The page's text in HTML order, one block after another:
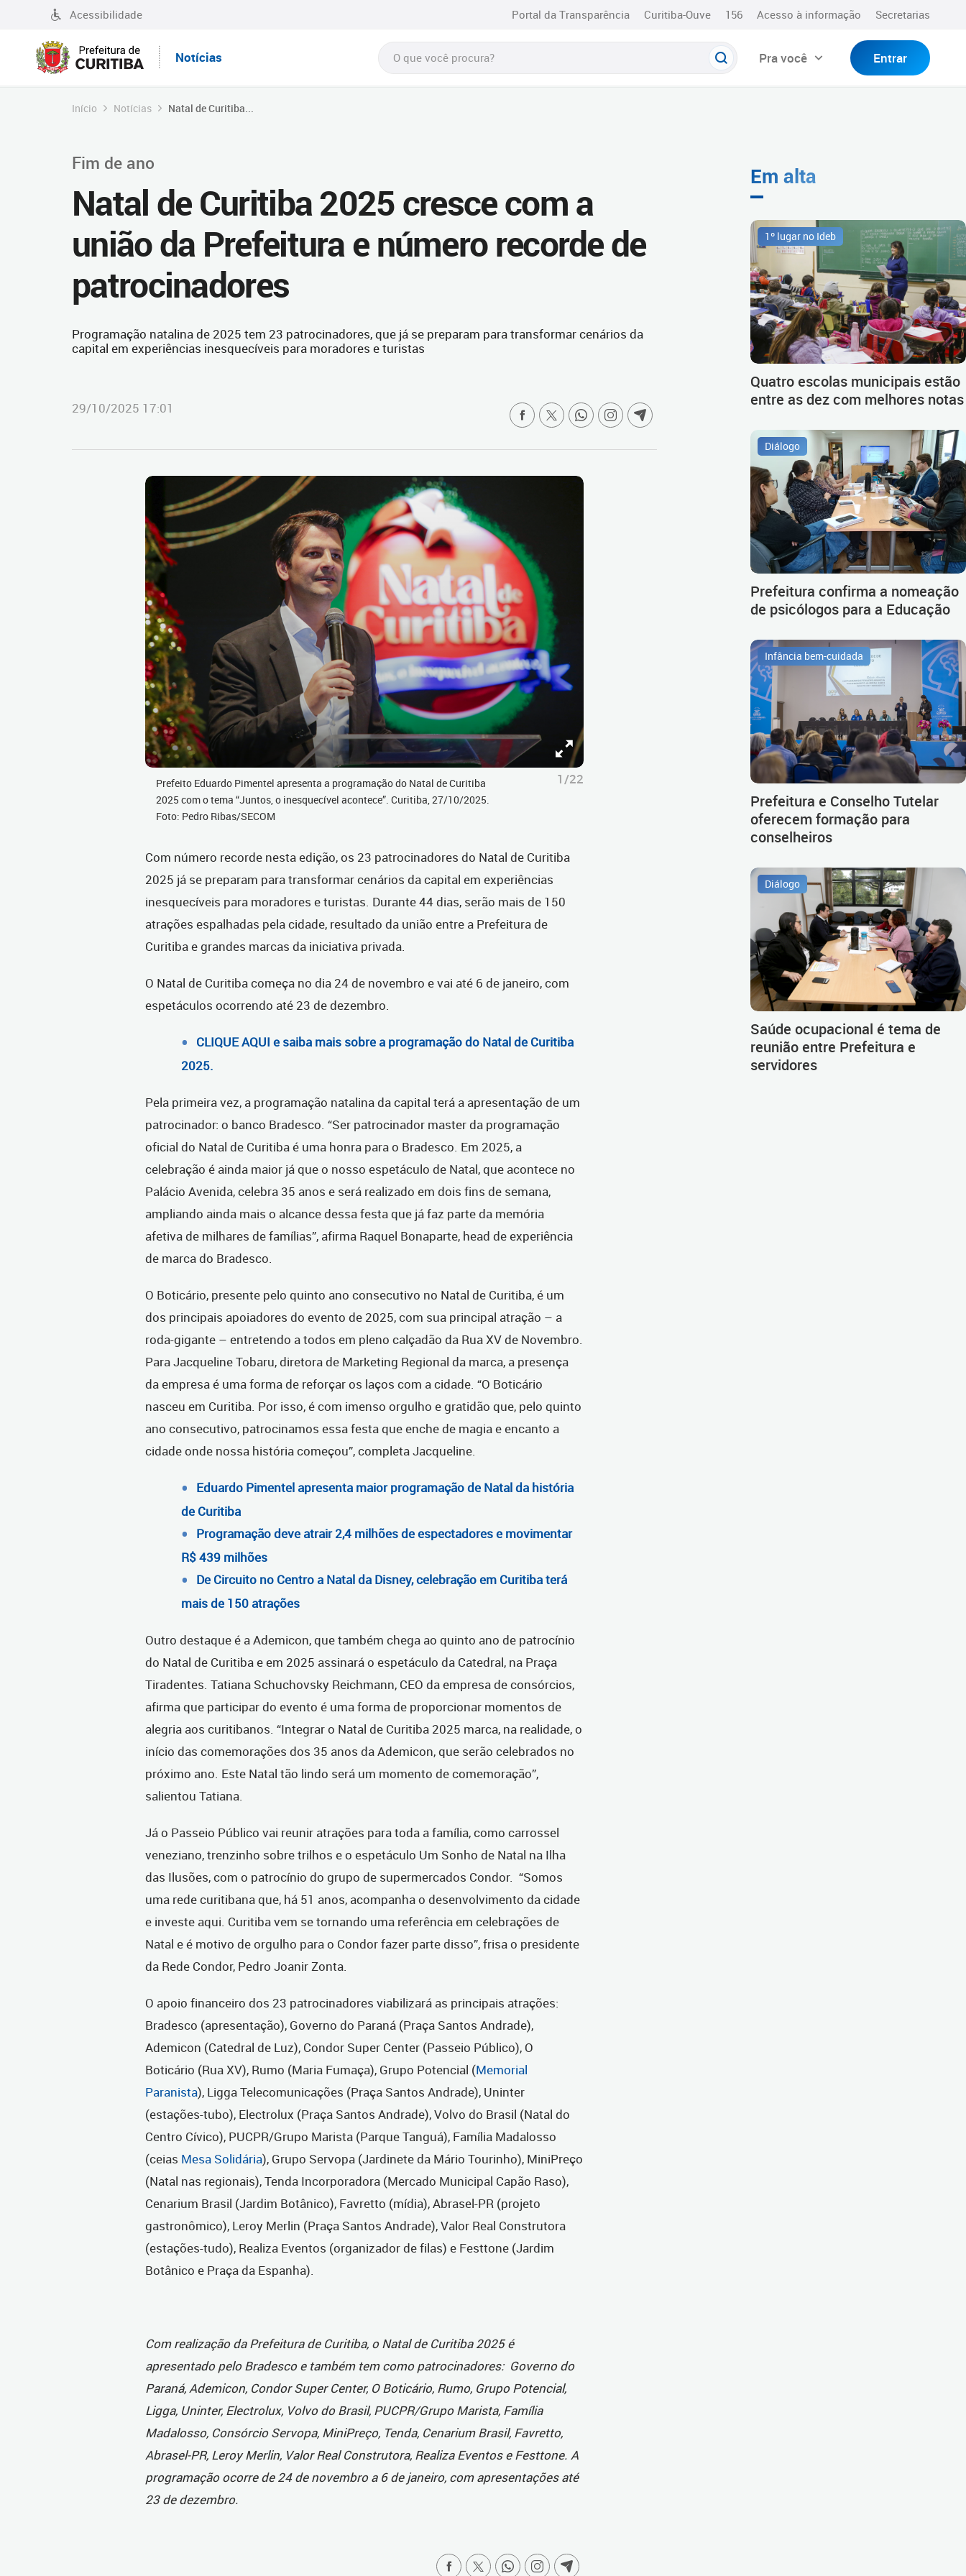
Acessibilidade Portal da Transparência Curitiba-Ouve 156 Acesso à informação Secretarias
Notícias Pra você Entrar
Início Notícias Natal de Curitiba...
Fim de ano
Natal de Curitiba 2025 cresce com a
união da Prefeitura e número recorde de
patrocinadores
Programação natalina de 2025 tem 23 patrocinadores, que já se preparam para transformar cenários da
capital em experiências inesquecíveis para moradores e turistas
29/10/2025 17:01
Prefeito Eduardo Pimentel apresenta a programação do Natal de Curitiba
2025 com o tema “Juntos, o inesquecível acontece”. Curitiba, 27/10/2025.
Foto: Pedro Ribas/SECOM
1/22
Com número recorde nesta edição, os 23 patrocinadores do Natal de Curitiba
2025 já se preparam para transformar cenários da capital em experiências
inesquecíveis para moradores e turistas. Durante 44 dias, serão mais de 150
atrações espalhadas pela cidade, resultado da união entre a Prefeitura de
Curitiba e grandes marcas da iniciativa privada.
O Natal de Curitiba começa no dia 24 de novembro e vai até 6 de janeiro, com
espetáculos ocorrendo até 23 de dezembro.
CLIQUE AQUI e saiba mais sobre a programação do Natal de Curitiba
2025.
Pela primeira vez, a programação natalina da capital terá a apresentação de um
patrocinador: o banco Bradesco. “Ser patrocinador master da programação
oficial do Natal de Curitiba é uma honra para o Bradesco. Em 2025, a
celebração é ainda maior já que o nosso espetáculo de Natal, que acontece no
Palácio Avenida, celebra 35 anos e será realizado em dois fins de semana,
ampliando ainda mais o alcance dessa festa que já faz parte da memória
afetiva de milhares de famílias”, afirma Raquel Bonaparte, head de experiência
de marca do Bradesco.
O Boticário, presente pelo quinto ano consecutivo no Natal de Curitiba, é um
dos principais apoiadores do evento de 2025, com sua principal atração – a
roda-gigante – entretendo a todos em pleno calçadão da Rua XV de Novembro.
Para Jacqueline Tobaru, diretora de Marketing Regional da marca, a presença
da empresa é uma forma de reforçar os laços com a cidade. “O Boticário
nasceu em Curitiba. Por isso, é com imenso orgulho e gratidão que, pelo quinto
ano consecutivo, patrocinamos essa festa que enche de magia e encanto a
cidade onde nossa história começou”, completa Jacqueline.
Eduardo Pimentel apresenta maior programação de Natal da história
de Curitiba
Programação deve atrair 2,4 milhões de espectadores e movimentar
R$ 439 milhões
De Circuito no Centro a Natal da Disney, celebração em Curitiba terá
mais de 150 atrações
Outro destaque é a Ademicon, que também chega ao quinto ano de patrocínio
do Natal de Curitiba e em 2025 assinará o espetáculo da Catedral, na Praça
Tiradentes. Tatiana Schuchovsky Reichmann, CEO da empresa de consórcios,
afirma que participar do evento é uma forma de proporcionar momentos de
alegria aos curitibanos. “Integrar o Natal de Curitiba 2025 marca, na realidade, o
início das comemorações dos 35 anos da Ademicon, que serão celebrados no
próximo ano. Este Natal tão lindo será um momento de comemoração”,
salientou Tatiana.
Já o Passeio Público vai reunir atrações para toda a família, como carrossel
veneziano, trenzinho sobre trilhos e o espetáculo Um Sonho de Natal na Ilha
das Ilusões, com o patrocínio do grupo de supermercados Condor. “Somos
uma rede curitibana que, há 51 anos, acompanha o desenvolvimento da cidade
e investe aqui. Curitiba vem se tornando uma referência em celebrações de
Natal e é motivo de orgulho para o Condor fazer parte disso”, frisa o presidente
da Rede Condor, Pedro Joanir Zonta.
O apoio financeiro dos 23 patrocinadores viabilizará as principais atrações:
Bradesco (apresentação), Governo do Paraná (Praça Santos Andrade),
Ademicon (Catedral de Luz), Condor Super Center (Passeio Público), O
Boticário (Rua XV), Rumo (Maria Fumaça), Grupo Potencial (Memorial
Paranista), Ligga Telecomunicações (Praça Santos Andrade), Uninter
(estações-tubo), Electrolux (Praça Santos Andrade), Volvo do Brasil (Natal do
Centro Cívico), PUCPR/Grupo Marista (Parque Tanguá), Família Madalosso
(ceias Mesa Solidária), Grupo Servopa (Jardinete da Mário Tourinho), MiniPreço
(Natal nas regionais), Tenda Incorporadora (Mercado Municipal Capão Raso),
Cenarium Brasil (Jardim Botânico), Favretto (mídia), Abrasel-PR (projeto
gastronômico), Leroy Merlin (Praça Santos Andrade), Valor Real Construtora
(estações-tudo), Realiza Eventos (organizador de filas) e Festtone (Jardim
Botânico e Praça da Espanha).
Com realização da Prefeitura de Curitiba, o Natal de Curitiba 2025 é
apresentado pelo Bradesco e também tem como patrocinadores: Governo do
Paraná, Ademicon, Condor Super Center, O Boticário, Rumo, Grupo Potencial,
Ligga, Uninter, Electrolux, Volvo do Brasil, PUCPR/Grupo Marista, Família
Madalosso, Consórcio Servopa, MiniPreço, Tenda, Cenarium Brasil, Favretto,
Abrasel-PR, Leroy Merlin, Valor Real Construtora, Realiza Eventos e Festtone. A
programação ocorre de 24 de novembro a 6 de janeiro, com apresentações até
23 de dezembro.
Em alta
1º lugar no Ideb
Quatro escolas municipais estão
entre as dez com melhores notas
Diálogo
Prefeitura confirma a nomeação
de psicólogos para a Educação
Infância bem-cuidada
Prefeitura e Conselho Tutelar
oferecem formação para
conselheiros
Diálogo
Saúde ocupacional é tema de
reunião entre Prefeitura e
servidores